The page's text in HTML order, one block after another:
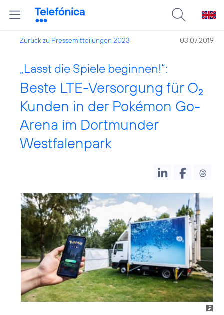
Zurück zu Pressemitteilungen 2023 03.07.2019
„Lasst die Spiele beginnen!“:
Beste LTE-Versorgung für O2
Kunden in der Pokémon Go-
Arena im Dortmunder
Westfalenpark